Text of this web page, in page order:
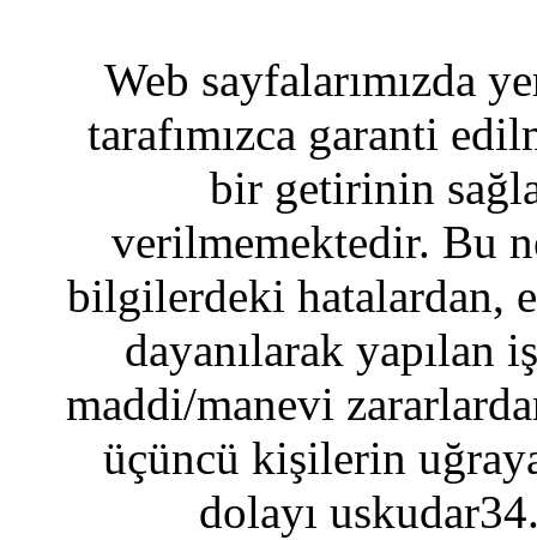
Web sayfalarımızda
tarafımızca garanti
bir getirinin
verilmemektedir. Bu
bilgilerdeki hatalardan,
dayanılarak yapılan
maddi/manevi
üçüncü kişilerin
dolayı